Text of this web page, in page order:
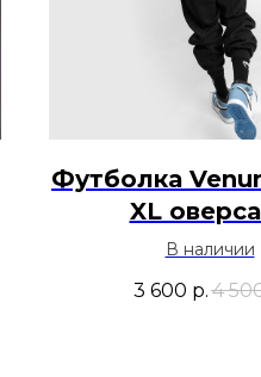
Футболка
XL
В наличии
3 600 р.4